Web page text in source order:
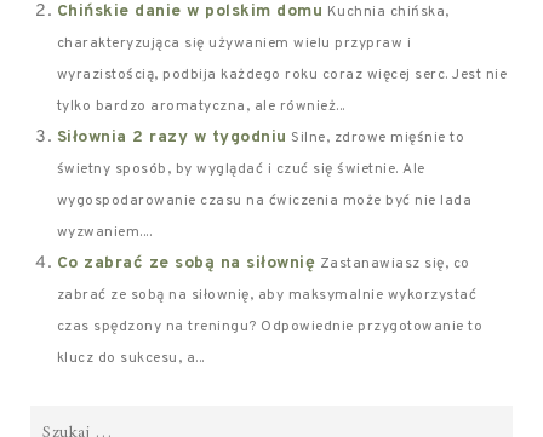
Chińskie danie w polskim domu Kuchnia chińska,
charakteryzująca się używaniem wielu przypraw i
wyrazistością, podbija każdego roku coraz więcej serc. Jest nie
tylko bardzo aromatyczna, ale również...
Siłownia 2 razy w tygodniu Silne, zdrowe mięśnie to
świetny sposób, by wyglądać i czuć się świetnie. Ale
wygospodarowanie czasu na ćwiczenia może być nie lada
wyzwaniem....
Co zabrać ze sobą na siłownię Zastanawiasz się, co
zabrać ze sobą na siłownię, aby maksymalnie wykorzystać
czas spędzony na treningu? Odpowiednie przygotowanie to
klucz do sukcesu, a...